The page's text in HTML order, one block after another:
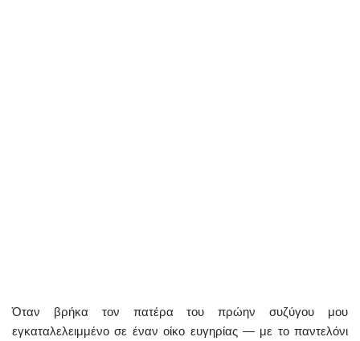
Όταν βρήκα τον πατέρα του πρώην συζύγου μου
εγκαταλελειμμένο σε έναν οίκο ευγηρίας — με το παντελόνι